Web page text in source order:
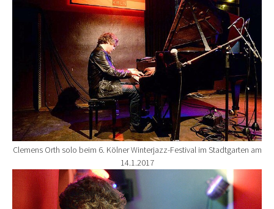
Clemens Orth solo beim 6. Kölner Winterjazz-Festival im Stadtgarten am
14.1.2017
Show larger version for: